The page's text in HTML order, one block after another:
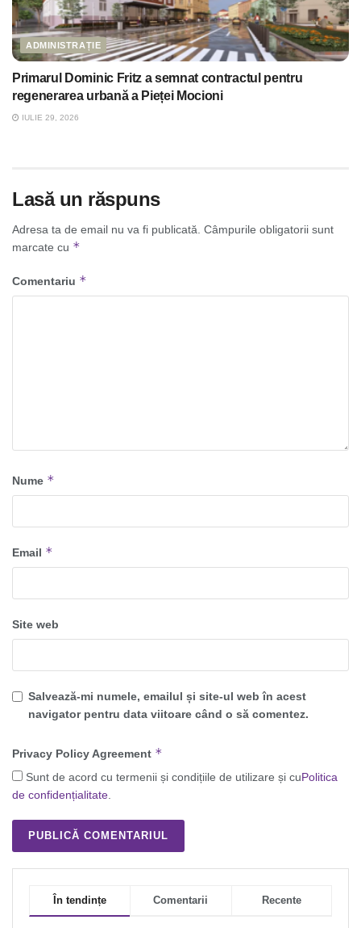
ADMINISTRAȚIE
Primarul Dominic Fritz a semnat contractul pentru
regenerarea urbană a Pieței Mocioni
IULIE 29, 2026
Lasă un răspuns
Adresa ta de email nu va fi publicată. Câmpurile obligatorii sunt
marcate cu *
Comentariu *
Nume *
Email *
Site web
Salvează-mi numele, emailul și site-ul web în acest
navigator pentru data viitoare când o să comentez.
Privacy Policy Agreement *
Sunt de acord cu termenii și condițiile de utilizare și cuPolitica
de confidențialitate.
În tendințe Comentarii Recente